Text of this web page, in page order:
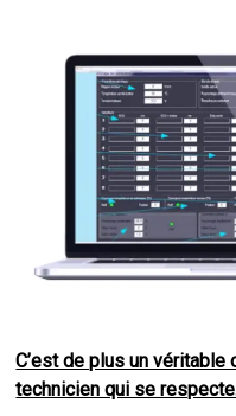
C’est de plus un
technicien qui se